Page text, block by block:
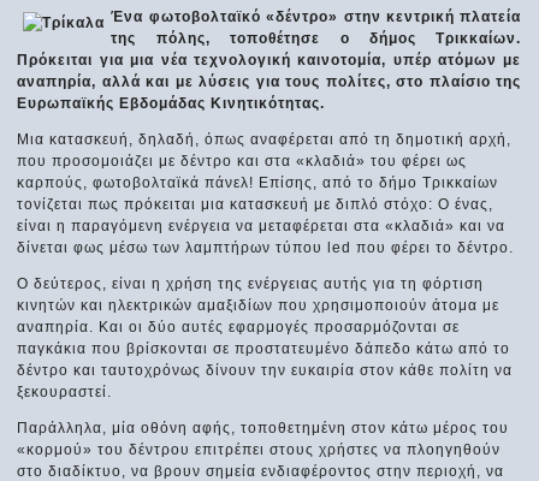
Ένα φωτοβολταϊκό «δέντρο» στην κεντρική πλατεία
της πόλης, τοποθέτησε ο δήμος Τρικκαίων.
Πρόκειται για μια νέα τεχνολογική καινοτομία, υπέρ ατόμων με
αναπηρία, αλλά και με λύσεις για τους πολίτες, στο πλαίσιο της
Ευρωπαϊκής Εβδομάδας Κινητικότητας.
Μια κατασκευή, δηλαδή, όπως αναφέρεται από τη δημοτική αρχή,
που προσομοιάζει με δέντρο και στα «κλαδιά» του φέρει ως
καρπούς, φωτοβολταϊκά πάνελ! Επίσης, από το δήμο Τρικκαίων
τονίζεται πως πρόκειται μια κατασκευή με διπλό στόχο: Ο ένας,
είναι η παραγόμενη ενέργεια να μεταφέρεται στα «κλαδιά» και να
δίνεται φως μέσω των λαμπτήρων τύπου led που φέρει το δέντρο.
Ο δεύτερος, είναι η χρήση της ενέργειας αυτής για τη φόρτιση
κινητών και ηλεκτρικών αμαξιδίων που χρησιμοποιούν άτομα με
αναπηρία. Και οι δύο αυτές εφαρμογές προσαρμόζονται σε
παγκάκια που βρίσκονται σε προστατευμένο δάπεδο κάτω από το
δέντρο και ταυτοχρόνως δίνουν την ευκαιρία στον κάθε πολίτη να
ξεκουραστεί.
Παράλληλα, μία οθόνη αφής, τοποθετημένη στον κάτω μέρος του
«κορμού» του δέντρου επιτρέπει στους χρήστες να πλοηγηθούν
στο διαδίκτυο, να βρουν σημεία ενδιαφέροντος στην περιοχή, να